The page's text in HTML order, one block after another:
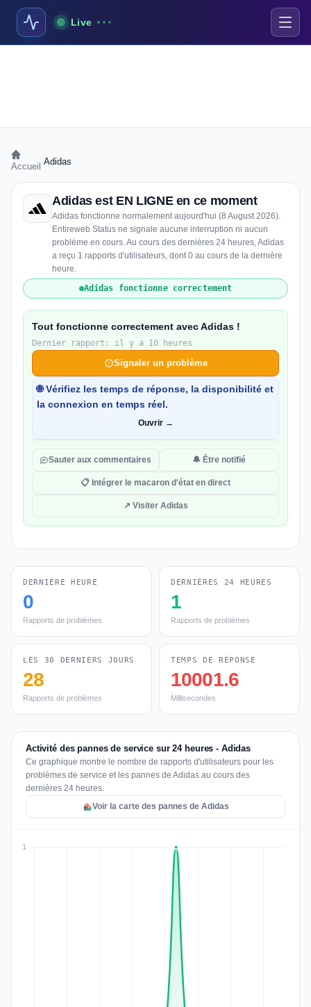
Live
Accueil Adidas
Adidas est EN LIGNE en ce moment
Adidas fonctionne normalement aujourd'hui (8 August 2026).
Entireweb Status ne signale aucune interruption ni aucun
problème en cours. Au cours des dernières 24 heures, Adidas
a reçu 1 rapports d'utilisateurs, dont 0 au cours de la dernière
heure.
Adidas fonctionne correctement
Tout fonctionne correctement avec Adidas !
Dernier rapport: il y a 10 heures
Signaler un problème
🌐 Vérifiez les temps de réponse, la disponibilité et
la connexion en temps réel.
Ouvrir →
Sauter aux commentaires 🔔 Être notifié
📋 Intégrer le macaron d'état en direct
↗ Visiter Adidas
DERNIÈRE HEURE
0
Rapports de problèmes
DERNIÈRES 24 HEURES
1
Rapports de problèmes
LES 30 DERNIERS JOURS
28
Rapports de problèmes
TEMPS DE RÉPONSE
10001.6
Millisecondes
Activité des pannes de service sur 24 heures - Adidas
Ce graphique montre le nombre de rapports d'utilisateurs pour les
problèmes de service et les pannes de Adidas au cours des
dernières 24 heures.
Voir la carte des pannes de Adidas